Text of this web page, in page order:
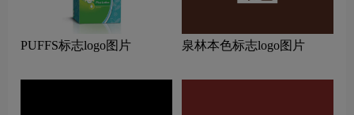
PUFFS标志logo图片 泉林本色标志logo图片